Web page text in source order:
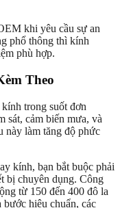
khi yêu cầu sự an
phổ thông thì kính
phù hợp.
Theo
trong suốt đơn
sát, cảm biến mưa, và
này làm tăng độ phức
kính, bạn bắt buộc phải
bị chuyên dụng. Công
từ 150 đến 400 đô la
hiệu chuẩn, các